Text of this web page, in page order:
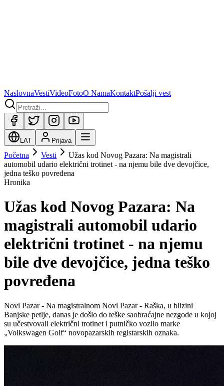
NaslovnaVestiVideoFotoO NamaKontaktPošalji vest
LAT Prijava
Početna Vesti
Užas kod Novog Pazara: Na magistrali
automobil udario električni trotinet - na njemu bile dve devojčice,
jedna teško povređena
Hronika
Užas kod Novog Pazara: Na
magistrali automobil udario
električni trotinet - na njemu
bile dve devojčice, jedna teško
povređena
Novi Pazar - Na magistralnom Novi Pazar - Raška, u blizini
Banjske petlje, danas je došlo do teške saobraćajne nezgode u kojoj
su učestvovali električni trotinet i putničko vozilo marke
„Volkswagen Golf“ novopazarskih registarskih oznaka.